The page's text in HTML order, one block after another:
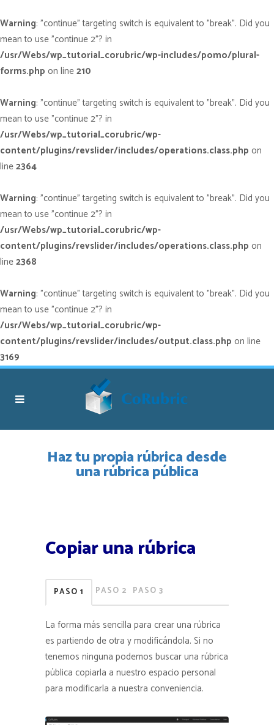
Warning: "continue" targeting switch is equivalent to "break". Did you
mean to use "continue 2"? in
/usr/Webs/wp_tutorial_corubric/wp-includes/pomo/plural-
forms.php on line210
Warning: "continue" targeting switch is equivalent to "break". Did you
mean to use "continue 2"? in
/usr/Webs/wp_tutorial_corubric/wp-
content/plugins/revslider/includes/operations.class.php on
line2364
Warning: "continue" targeting switch is equivalent to "break". Did you
mean to use "continue 2"? in
/usr/Webs/wp_tutorial_corubric/wp-
content/plugins/revslider/includes/operations.class.php on
line2368
Warning: "continue" targeting switch is equivalent to "break". Did you
mean to use "continue 2"? in
/usr/Webs/wp_tutorial_corubric/wp-
content/plugins/revslider/includes/output.class.php on line
3169
Haz tu propia rúbrica desde
una rúbrica pública
Copiar una rúbrica
PASO 1 PASO 2 PASO 3
La forma más sencilla para crear una rúbrica
es partiendo de otra y modificándola. Si no
tenemos ninguna podemos buscar una rúbrica
pública copiarla a nuestro espacio personal
para modificarla a nuestra conveniencia.